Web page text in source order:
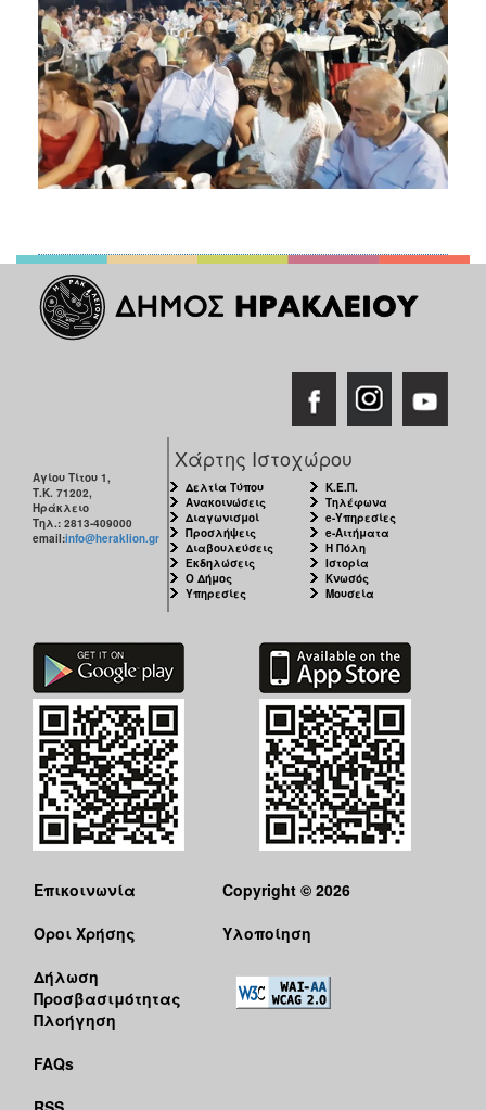
Αγίου Τίτου 1,
Τ.Κ. 71202,
Ηράκλειο
Τηλ.: 2813-409000
email:info@heraklion.gr
Χάρτης Ιστοχώρου
Δελτία Τύπου
Ανακοινώσεις
Διαγωνισμοί
Προσλήψεις
Διαβουλεύσεις
Εκδηλώσεις
Ο Δήμος
Υπηρεσίες
Κ.Ε.Π.
Τηλέφωνα
e-Υπηρεσίες
e-Αιτήματα
Η Πόλη
Ιστορία
Κνωσός
Μουσεία
Επικοινωνία
Όροι Χρήσης
Δήλωση
Προσβασιμότητας
Πλοήγηση
FAQs
Copyright © 2026
Υλοποίηση